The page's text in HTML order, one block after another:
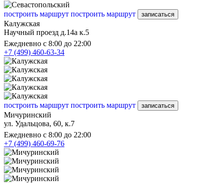
построить маршрут построить маршрут записаться
Калужская
Научный проезд д.14а к.5
Ежедневно с 8:00 до 22:00
+7 (499) 460-63-34
построить маршрут построить маршрут записаться
Мичуринский
ул. Удальцова, 60, к.7
Ежедневно с 8:00 до 22:00
+7 (499) 460-69-76